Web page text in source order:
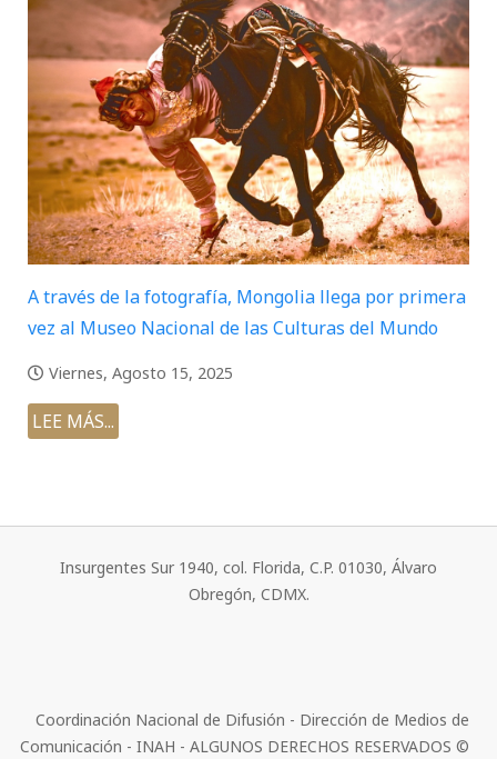
A través de la fotografía, Mongolia llega por primera
vez al Museo Nacional de las Culturas del Mundo
Viernes, Agosto 15, 2025
LEE MÁS...
Insurgentes Sur 1940, col. Florida, C.P. 01030, Álvaro
Obregón, CDMX.
Coordinación Nacional de Difusión - Dirección de Medios de
Comunicación - INAH - ALGUNOS DERECHOS RESERVADOS ©